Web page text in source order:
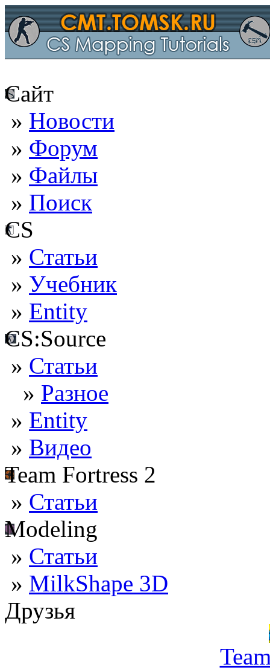
Сайт
» Новости
» Форум
» Файлы
» Поиск
CS
» Статьи
» Учебник
» Entity
CS:Source
» Статьи
» Разное
» Entity
» Видео
Team Fortress 2
» Статьи
Modeling
» Статьи
» MilkShape 3D
Друзья